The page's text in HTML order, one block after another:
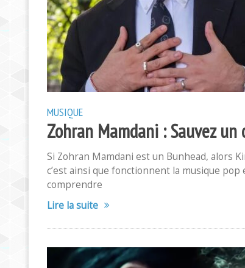
MUSIQUE
Zohran Mamdani : Sauvez
Si Zohran Mamdani est un Bunhead, alors
c’est ainsi que fonctionnent la musique
comprendre
Lire la suite